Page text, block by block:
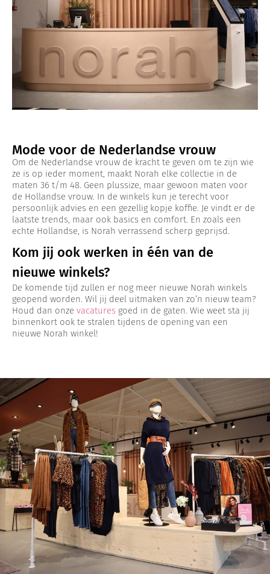
Mode voor de Nederlandse vrouw
Om de Nederlandse vrouw de kracht te geven om te zijn wie
ze is op ieder moment, maakt Norah elke collectie in de
maten 36 t/m 48. Geen plussize, maar gewoon maten voor
de Hollandse vrouw. In de winkels kun je terecht voor
persoonlijk advies en een gezellig kopje koffie. Je vindt er de
laatste trends, maar ook basics en comfort. En zoals een
echte Hollandse, is Norah verrassend scherp geprijsd.
Kom jij ook werken in één van de
nieuwe winkels?
De komende tijd zullen er nog meer nieuwe Norah winkels
geopend worden. Wil jij deel uitmaken van zo’n nieuw team?
Houd dan onze vacatures goed in de gaten. Wie weet sta jij
binnenkort ook te stralen tijdens de opening van een
nieuwe Norah winkel!